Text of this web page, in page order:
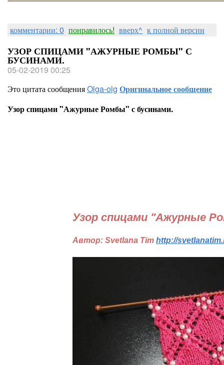
комментарии: 0 понравилось! вверх^ к полной версии
УЗОР СПИЦАМИ "АЖУРНЫЕ РОМБЫ" С
БУСИНАМИ.
05-02-2019 00:25
Это цитата сообщенияOlga-olg Оригинальное сообщение
Узор спицами "Ажурные Ромбы" с бусинами.
Узор спицами "Ажурные
Автор: Svetlana Tim http://